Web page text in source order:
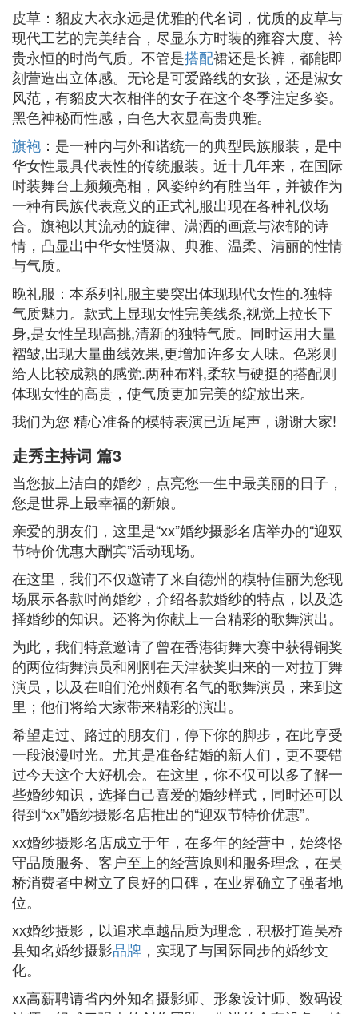
皮草：貂皮大衣永远是优雅的代名词，优质的皮草与
现代工艺的完美结合，尽显东方时装的雍容大度、衿
贵永恒的时尚气质。不管是搭配裙还是长裤，都能即
刻营造出立体感。无论是可爱路线的女孩，还是淑女
风范，有貂皮大衣相伴的女子在这个冬季注定多姿。
黑色神秘而性感，白色大衣显高贵典雅。
旗袍 ：是一种内与外和谐统一的典型民族服装，是中
华女性最具代表性的传统服装。近十几年来，在国际
时装舞台上频频亮相，风姿绰约有胜当年，并被作为
一种有民族代表意义的正式礼服出现在各种礼仪场
合。旗袍以其流动的旋律、潇洒的画意与浓郁的诗
情，凸显出中华女性贤淑、典雅、温柔、清丽的性情
与气质。
晚礼服：本系列礼服主要突出体现现代女性的.独特
气质魅力。款式上显现女性完美线条,视觉上拉长下
身,是女性呈现高挑,清新的独特气质。同时运用大量
褶皱,出现大量曲线效果,更增加许多女人味。色彩则
给人比较成熟的感觉.两种布料,柔软与硬挺的搭配则
体现女性的高贵，使气质更加完美的绽放出来。
我们为您 精心准备的模特表演已近尾声，谢谢大家!
走秀主持词 篇3
当您披上洁白的婚纱，点亮您一生中最美丽的日子，
您是世界上最幸福的新娘。
亲爱的朋友们，这里是“xx”婚纱摄影名店举办的“迎双
节特价优惠大酬宾”活动现场。
在这里，我们不仅邀请了来自德州的模特佳丽为您现
场展示各款时尚婚纱，介绍各款婚纱的特点，以及选
择婚纱的知识。还将为你献上一台精彩的歌舞演出。
为此，我们特意邀请了曾在香港街舞大赛中获得铜奖
的两位街舞演员和刚刚在天津获奖归来的一对拉丁舞
演员，以及在咱们沧州颇有名气的歌舞演员，来到这
里；他们将给大家带来精彩的演出。
希望走过、路过的朋友们，停下你的脚步，在此享受
一段浪漫时光。尤其是准备结婚的新人们，更不要错
过今天这个大好机会。在这里，你不仅可以多了解一
些婚纱知识，选择自己喜爱的婚纱样式，同时还可以
得到“xx”婚纱摄影名店推出的“迎双节特价优惠”。
xx婚纱摄影名店成立于年，在多年的经营中，始终恪
守品质服务、客户至上的经营原则和服务理念，在吴
桥消费者中树立了良好的口碑，在业界确立了强者地
位。
xx婚纱摄影，以追求卓越品质为理念，积极打造吴桥
县知名婚纱摄影品牌 ，实现了与国际同步的婚纱文
化。
xx高薪聘请省内外知名摄影师、形象设计师、数码设